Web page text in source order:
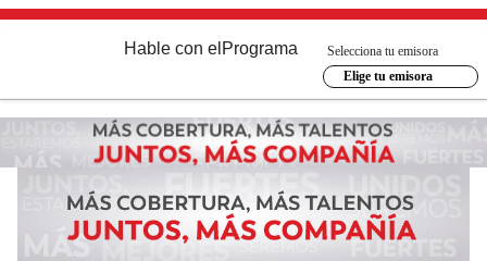
Hable con el Programa
Selecciona tu emisora
Elige tu emisora